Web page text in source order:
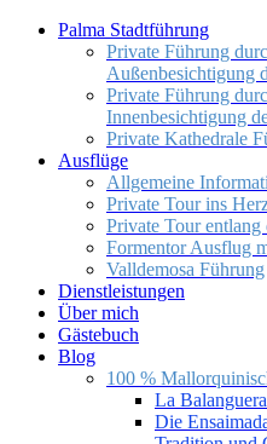
Palma Stadtführung
Private Führung
Außenbesichtigung
Private Führung
Innenbesichtigung
Private Kathedrale
Ausflüge
Allgemeine
Private Tour ins
Private Tour
Formentor Ausflug
Valldemosa Führung
Dienstleistungen
Über mich
Gästebuch
Blog
100 %
La
Die